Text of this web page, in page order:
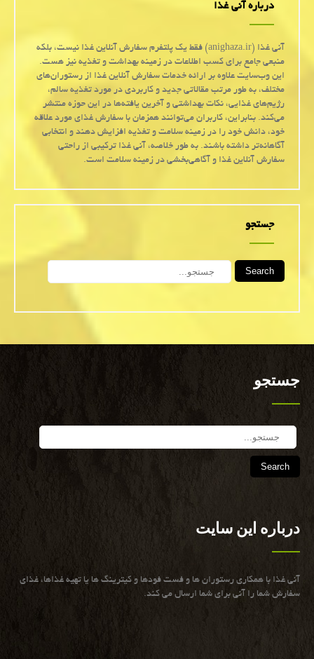
درباره آنی غذا
آنی غذا (anighaza.ir) فقط یک پلتفرم سفارش آنلاین غذا نیست، بلکه
منبعی جامع برای کسب اطلاعات در زمینه بهداشت و تغذیه نیز هست.
این وب‌سایت علاوه بر ارائه خدمات سفارش آنلاین غذا از رستوران‌های
مختلف، به طور مرتب مقالاتی جدید و کاربردی در مورد تغذیه سالم،
رژیم‌های غذایی، نکات بهداشتی و آخرین یافته‌ها در این حوزه منتشر
می‌کند. بنابراین، کاربران می‌توانند همزمان با سفارش غذای مورد علاقه
خود، دانش خود را در زمینه سلامت و تغذیه افزایش دهند و انتخابی
آگاهانه‌تر داشته باشند. به طور خلاصه، آنی غذا ترکیبی از راحتی
سفارش آنلاین غذا و آگاهی‌بخشی در زمینه سلامت است.
جستجو
Search
جستجو
درباره این سایت
آنی غذا با همكاری رستوران ها و فست فودها و كیترینگ ها یا تهیه غذاها، غذای
سفارش شما را آنی برای شما ارسال می كند.